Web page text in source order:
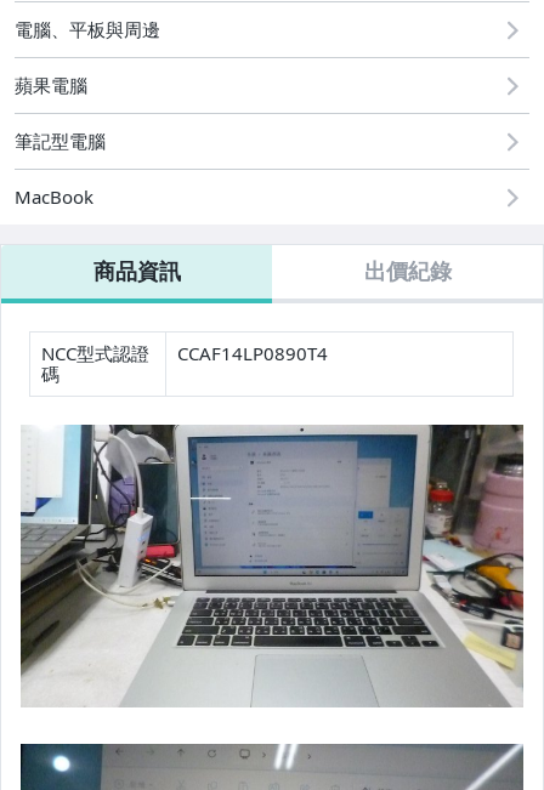
電腦、平板與周邊
蘋果電腦
筆記型電腦
MacBook
商品資訊 出價紀錄
NCC型式認證
碼
CCAF14LP0890T4